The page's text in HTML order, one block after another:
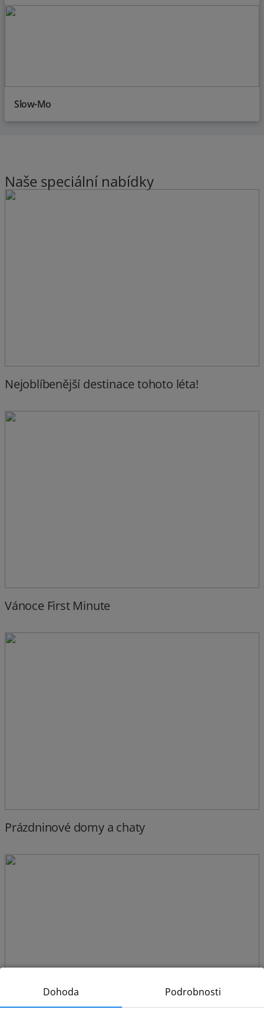
Slow-Mo
Naše speciální nabídky
Nejoblíbenější destinace tohoto léta!
Vánoce First Minute
Prázdninové domy a chaty
Dohoda Podrobnosti